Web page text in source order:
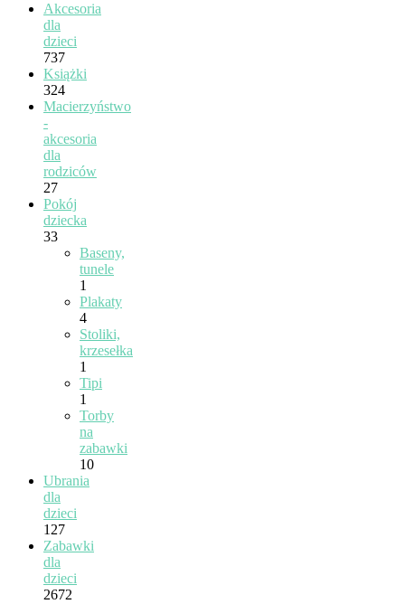
Akcesoria
dla
dzieci
737
Książki
324
Macierzyństwo
-
akcesoria
dla
rodziców
27
Pokój
dziecka
33
Baseny,
tunele
1
Plakaty
4
Stoliki,
krzesełka
1
Tipi
1
Torby
na
zabawki
10
Ubrania
dla
dzieci
127
Zabawki
dla
dzieci
2672